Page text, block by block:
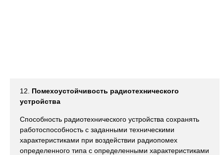
12. Помехоустойчивость радиотехнического
устройства
Способность радиотехнического устройства сохранять
работоспособность с заданными техническими
характеристиками при воздействии радиопомех
определенного типа с определенными характеристиками